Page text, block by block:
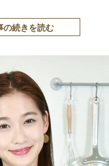
の続きを読む